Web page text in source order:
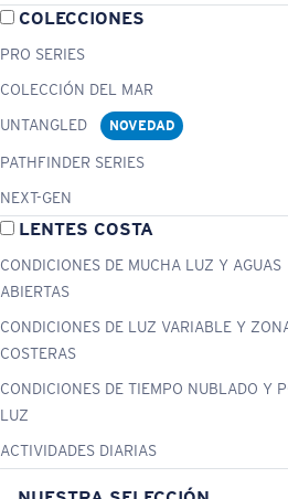
COLECCIONES
PRO SERIES
COLECCIÓN DEL MAR
UNTANGLED
NOVEDAD
PATHFINDER SERIES
NEXT-GEN
LENTES COSTA
CONDICIONES DE MUCHA LUZ Y AGUAS
ABIERTAS
CONDICIONES DE LUZ VARIABLE Y
COSTERAS
CONDICIONES DE TIEMPO NUBLADO Y
LUZ
ACTIVIDADES DIARIAS